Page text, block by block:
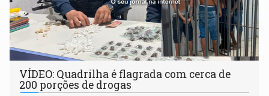
VÍDEO: Quadrilha é flagrada com cerca de
200 porções de drogas